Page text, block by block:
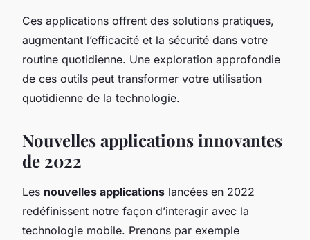
Ces applications offrent des solutions pratiques,
augmentant l’efficacité et la sécurité dans votre
routine quotidienne. Une exploration approfondie
de ces outils peut transformer votre utilisation
quotidienne de la technologie.
Nouvelles applications innovantes
de 2022
Les nouvelles applications lancées en 2022
redéfinissent notre façon d’interagir avec la
technologie mobile. Prenons par exemple